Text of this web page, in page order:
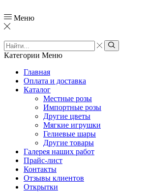
Меню
Категории Меню
Главная
Оплата и доставка
Каталог
Местные розы
Импортные розы
Другие цветы
Мягкие игрушки
Гелиевые шары
Другие товары
Галерея наших работ
Прайс-лист
Контакты
Отзывы клиентов
Открытки